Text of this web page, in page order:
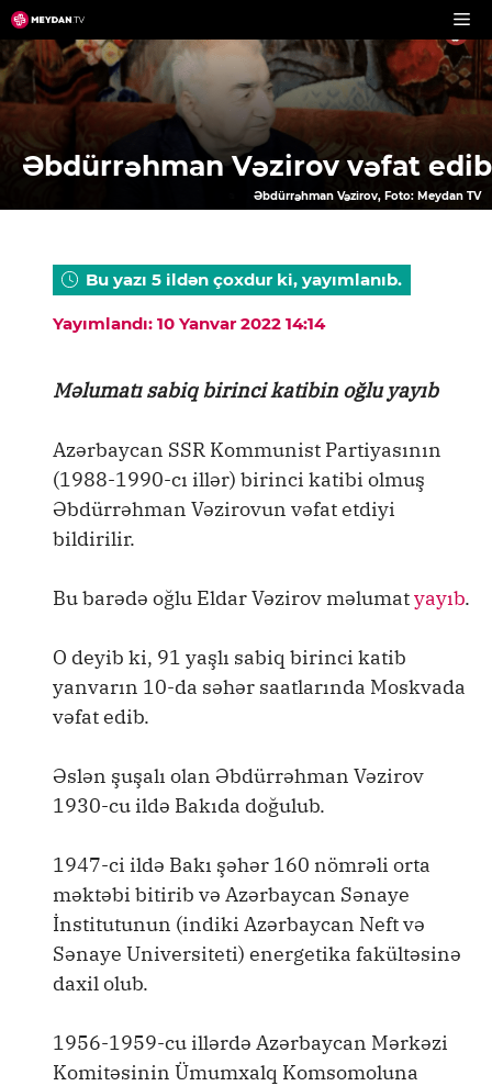
Skip
to
content
Əbdürrəhman Vəzirov vəfat edib
Əbdürrəhman Vəzirov, Foto: Meydan TV
Bu yazı 5 ildən çoxdur ki, yayımlanıb.
Yayımlandı: 10 Yanvar 2022 14:14
Məlumatı sabiq birinci katibin oğlu yayıb
Azərbaycan SSR Kommunist Partiyasının
(1988-1990-cı illər) birinci katibi olmuş
Əbdürrəhman Vəzirovun vəfat etdiyi
bildirilir.
Bu barədə oğlu Eldar Vəzirov məlumatyayıb.
O deyib ki, 91 yaşlı sabiq birinci katib
yanvarın 10-da səhər saatlarında Moskvada
vəfat edib.
Əslən şuşalı olan Əbdürrəhman Vəzirov
1930-cu ildə Bakıda doğulub.
1947-ci ildə Bakı şəhər 160 nömrəli orta
məktəbi bitirib və Azərbaycan Sənaye
İnstitutunun (indiki Azərbaycan Neft və
Sənaye Universiteti) energetika fakültəsinə
daxil olub.
1956-1959-cu illərdə Azərbaycan Mərkəzi
Komitəsinin Ümumxalq Komsomoluna